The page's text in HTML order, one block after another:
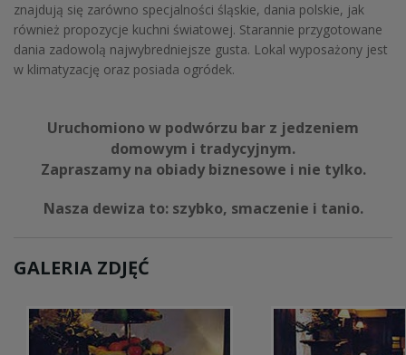
znajdują się zarówno specjalności śląskie, dania polskie, jak
również propozycje kuchni światowej. Starannie przygotowane
dania zadowolą najwybredniejsze gusta. Lokal wyposażony jest
w klimatyzację oraz posiada ogródek.
Uruchomiono w podwórzu bar z jedzeniem
domowym i tradycyjnym.
Zapraszamy na obiady biznesowe i nie tylko.
Nasza dewiza to: szybko, smaczenie i tanio.
GALERIA ZDJĘĆ